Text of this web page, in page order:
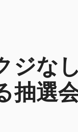
ジな
抽選